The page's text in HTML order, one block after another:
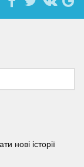
нові історії